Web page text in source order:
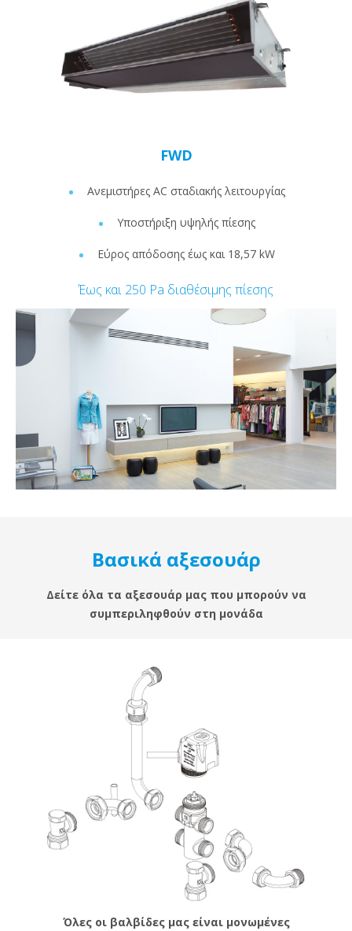
FWD
Ανεμιστήρες AC σταδιακής λειτουργίας
Υποστήριξη υψηλής πίεσης
Εύρος απόδοσης έως και 18,57 kW
Έως και 250 Pa διαθέσιμης πίεσης
Βασικά αξεσουάρ
Δείτε όλα τα αξεσουάρ μας που μπορούν να
συμπεριληφθούν στη μονάδα
Όλες οι βαλβίδες μας είναι μονωμένες